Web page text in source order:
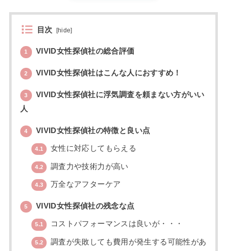
目次 [hide]
1 VIVID女性探偵社の総合評価
2 VIVID女性探偵社はこんな人におすすめ！
3
VIVID女性探偵社に浮気調査を頼まない方がいい
人
4 VIVID女性探偵社の特徴と良い点
4.1 女性に対応してもらえる
4.2 調査力や技術力が高い
4.3 万全なアフターケア
5 VIVID女性探偵社の残念な点
5.1 コストパフォーマンスは良いが・・・
5.2
調査が失敗しても費用が発生する可能性があ